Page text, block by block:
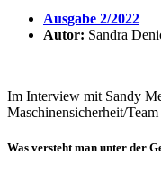
Ausgabe 2/2022
Autor: Sandra
Im Inter­view mit Sandy
Maschinensicherheit/
Was versteht man unter der